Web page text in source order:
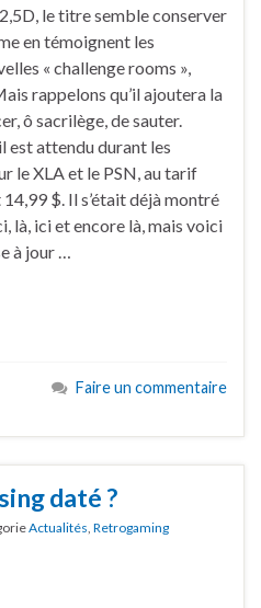
le titre semble conserver
en témoignent les
« challenge rooms »,
rappelons qu’il ajoutera la
ô sacrilège, de sauter.
est attendu durant les
le XLA et le PSN, au tarif
$. Il s’était déjà montré
là, ici et encore là, mais voici
à jour …
Faire un commentaire
daté ?
Actualités, Retrogaming